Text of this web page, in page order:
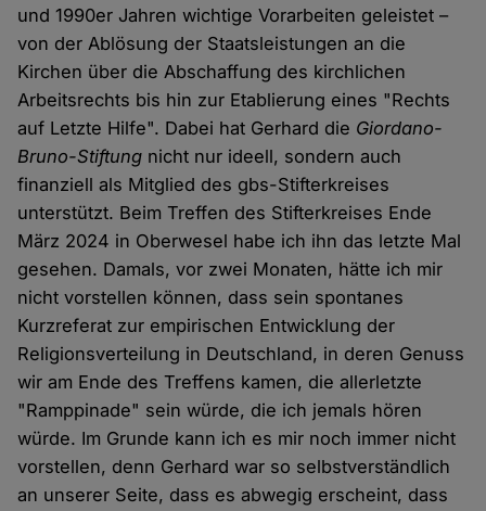
und 1990er Jahren wichtige Vorarbeiten geleistet –
von der Ablösung der Staatsleistungen an die
Kirchen über die Abschaffung des kirchlichen
Arbeitsrechts bis hin zur Etablierung eines "Rechts
auf Letzte Hilfe". Dabei hat Gerhard die Giordano-
Bruno-Stiftung nicht nur ideell, sondern auch
finanziell als Mitglied des gbs-Stifterkreises
unterstützt. Beim Treffen des Stifterkreises Ende
März 2024 in Oberwesel habe ich ihn das letzte Mal
gesehen. Damals, vor zwei Monaten, hätte ich mir
nicht vorstellen können, dass sein spontanes
Kurzreferat zur empirischen Entwicklung der
Religionsverteilung in Deutschland, in deren Genuss
wir am Ende des Treffens kamen, die allerletzte
"Ramppinade" sein würde, die ich jemals hören
würde. Im Grunde kann ich es mir noch immer nicht
vorstellen, denn Gerhard war so selbstverständlich
an unserer Seite, dass es abwegig erscheint, dass